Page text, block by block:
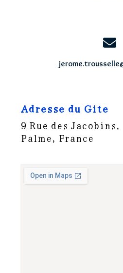
Adresse du Gite
9 Rue des
Palme, France